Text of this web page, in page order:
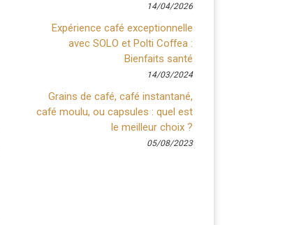
14/04/2026
Expérience café exceptionnelle
avec SOLO et Polti Coffea :
Bienfaits santé
14/03/2024
Grains de café, café instantané,
café moulu, ou capsules : quel est
le meilleur choix ?
05/08/2023